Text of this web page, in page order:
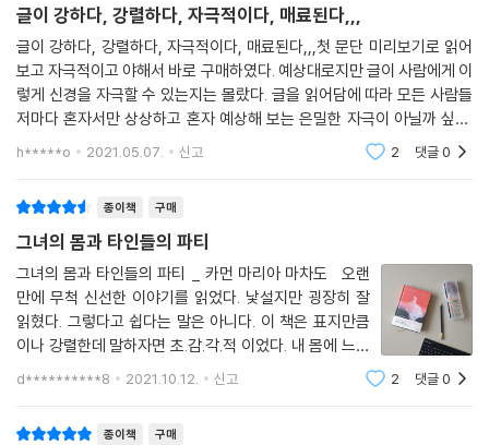
는 에피소드들의 제목만으로 연상되는 이야기를 새롭게 써나간다. 드라마
에서와 마찬가지로 소설에서도 여성들이 폭행당하고 강간당하고 살해되
는 사건들이 계속해서 일어나고, 이 단편을 읽으며 독자는 이런 사건들을
당연한 현실로 여기며 드라마로 만들고 지켜보는 시청자로서의 우리에 대
해 생각하게 된다.
세상이 여성을 대하는 방식에 대한 가장 강렬하고 독창적인 목소리
마차도의 소설 속 여성들은 대체로 퀴어이고, 때때로 귀신을 보며, 현실과
초현실에서 일상적으로 공포와 폭력을 마주한다. 성폭행으로 추정되는 범
죄의 피해자는 포르노 배우들의 생각을 읽을 수 있게 되고(「파티에서 난처
한 사람」), 조그만 황동 종 두 개가 눈꺼풀 위에서 달랑거리는 귀신들이 여
성 수사관을 찾아가고(「특히 극악한 범죄」), 비만대사수술을 받고 날씬해
진 여자는 없애버린 자신의 일부를 집에서 발견한 후 지하실에 가둔다(「여
SF, 호러, 디스토피아, 판타지, 우화 등 어느 하나의 장르로 규정하기 어려
글이 강하다, 강렬하다, 자극적이다, 매료된다,,,
글이 강하다, 강렬하다, 자극적이다, 매료된다,,,첫 문단 미리보기로 읽어
보고 자극적이고 야해서 바로 구매하였다. 예상대로지만 글이 사람에게 이
렇게 신경을 자극할 수 있는지는 몰랐다. 글을 읽어담에 따라 모든 사람들
저마다 혼자서만 상상하고 혼자 예상해 보는 은밀한 자극이 아닐까 싶다.
저자는 이렇게 사람의 속마음을 글로 잘 표현하고 있으며, 분명 이 글을 잘
h*****o 2021.05.07. 신고 2 댓글0
종이책 구매
그녀의 몸과 타인들의 파티
그녀의 몸과 타인들의 파티 _ 카먼 마리아 마차도 오랜
만에 무척 신선한 이야기를 읽었다. 낯설지만 굉장히 잘
읽혔다. 그렇다고 쉽다는 말은 아니다. 이 책은 표지만큼
이나 강렬한데 말하자면 초.감.각.적 이었다. 내 몸에 느껴
지는 감각을 마구 건드리고 육체를 소재로써 마구 활용하
d**********8 2021.10.12. 신고 2 댓글0
종이책 구매